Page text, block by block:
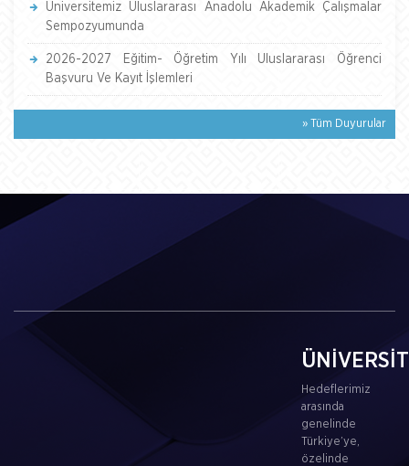
Üniversitemiz Uluslararası Anadolu Akademik Çalışmalar
Sempozyumunda
2026-2027 Eğitim- Öğretim Yılı Uluslararası Öğrenci
Başvuru Ve Kayıt İşlemleri
» Tüm Duyurular
Hedeflerimiz
arasında
genelinde
Türkiye’ye,
özelinde